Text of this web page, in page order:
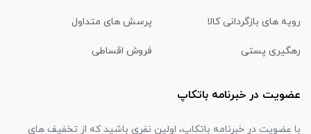
رویه های بازگردانی کالا پرسش های متداول
رهگیری پستی فروش اقساطی
عضویت در خبرنامه باتکاپ
با عضویت در خبرنامه باتکاپ، اولین نفری باشید که از تخفیف های